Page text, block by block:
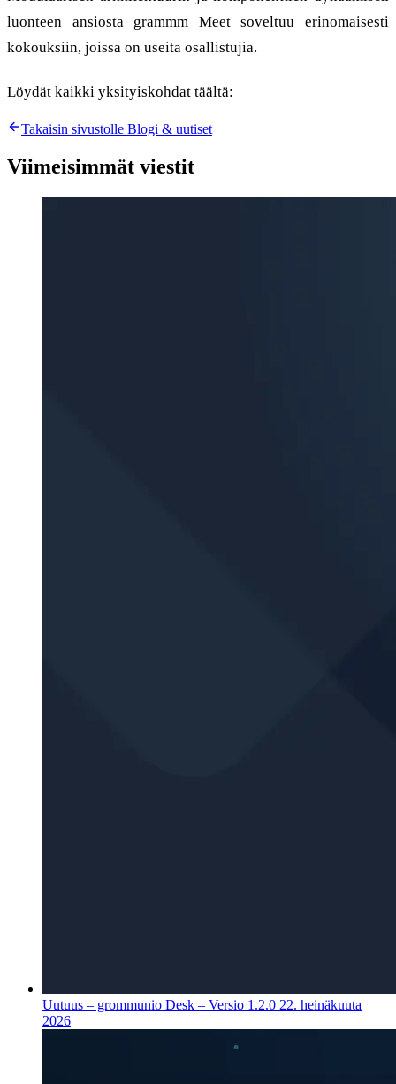
luonteen ansiosta grammm Meet soveltuu erinomaisesti
kokouksiin, joissa on useita osallistujia.
Löydät kaikki yksityiskohdat täältä:
Takaisin sivustolle Blogi & uutiset
Viimeisimmät viestit
Uutuus – grommunio Desk – Versio 1.2.0 22. heinäkuuta
2026